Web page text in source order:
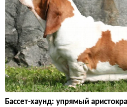
Бассет-хаунд: упрямый